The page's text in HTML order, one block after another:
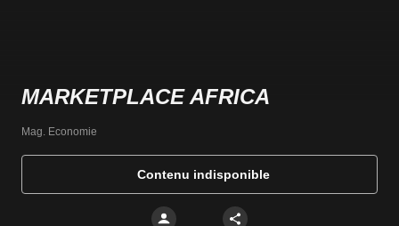
MARKETPLACE AFRICA
Mag. Economie
Contenu indisponible